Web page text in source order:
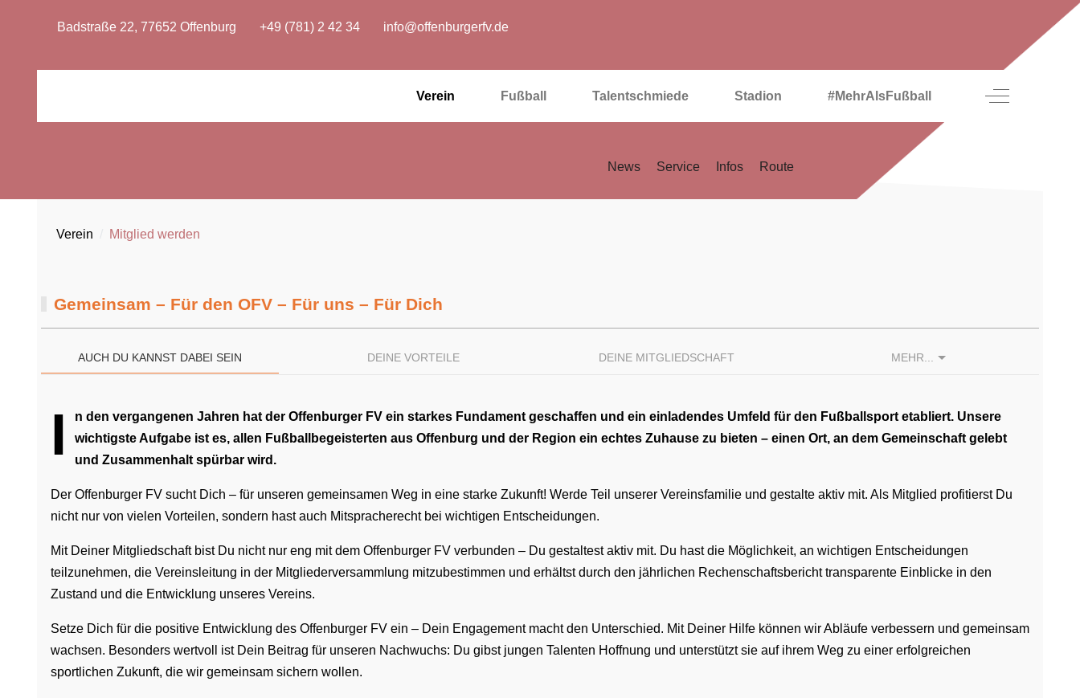
Badstraße 22, 77652 Offenburg +49 (781) 2 42 34 info@offenburgerfv.de
Verein Fußball Talentschmiede Stadion #MehrAlsFußball Off-Canvas
News Service Infos Route
Verein Mitglied werden
Gemeinsam – Für den OFV – Für uns – Für Dich
AUCH DU KANNST DABEI SEIN DEINE VORTEILE DEINE MITGLIEDSCHAFT MEHR...
I
n den vergangenen Jahren hat der Offenburger FV ein starkes Fundament geschaffen und ein einladendes Umfeld für den Fußballsport etabliert. Unsere
wichtigste Aufgabe ist es, allen Fußballbegeisterten aus Offenburg und der Region ein echtes Zuhause zu bieten – einen Ort, an dem Gemeinschaft gelebt
und Zusammenhalt spürbar wird.
Der Offenburger FV sucht Dich – für unseren gemeinsamen Weg in eine starke Zukunft! Werde Teil unserer Vereinsfamilie und gestalte aktiv mit. Als Mitglied profitierst Du
nicht nur von vielen Vorteilen, sondern hast auch Mitspracherecht bei wichtigen Entscheidungen.
Mit Deiner Mitgliedschaft bist Du nicht nur eng mit dem Offenburger FV verbunden – Du gestaltest aktiv mit. Du hast die Möglichkeit, an wichtigen Entscheidungen
teilzunehmen, die Vereinsleitung in der Mitgliederversammlung mitzubestimmen und erhältst durch den jährlichen Rechenschaftsbericht transparente Einblicke in den
Zustand und die Entwicklung unseres Vereins.
Setze Dich für die positive Entwicklung des Offenburger FV ein – Dein Engagement macht den Unterschied. Mit Deiner Hilfe können wir Abläufe verbessern und gemeinsam
wachsen. Besonders wertvoll ist Dein Beitrag für unseren Nachwuchs: Du gibst jungen Talenten Hoffnung und unterstützt sie auf ihrem Weg zu einer erfolgreichen
sportlichen Zukunft, die wir gemeinsam sichern wollen.